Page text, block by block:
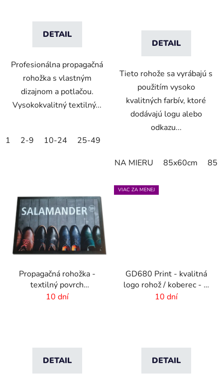
DETAIL
Profesionálna propagačná
rohožka s vlastným
dizajnom a potlačou.
Vysokokvalitný textilný...
1 2-9 10-24 25-49
DETAIL
Tieto rohože sa vyrábajú s
použitím vysoko
kvalitných farbív, ktoré
dodávajú logu alebo
odkazu...
NA MIERU 85x60cm
Propagačná rohožka -
textilný povrch
-75x50cm
10 dní
DETAIL
VIAC ZA MENEJ
GD680 Print - kvalitná
logo rohož / koberec - 8
mm vlas
10 dní
DETAIL